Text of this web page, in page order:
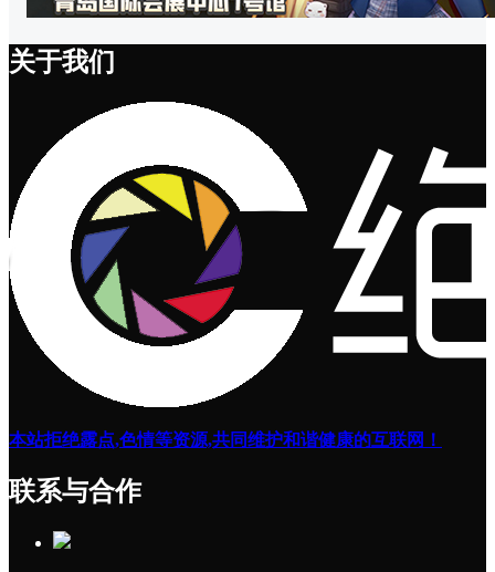
关于我们
本站拒绝露点,色情等资源,共同维护和谐健康的互联网！
联系与合作